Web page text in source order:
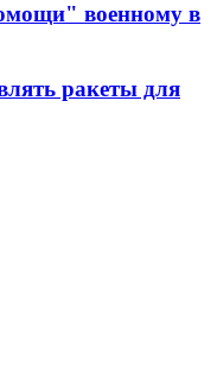
военному в
ракеты для